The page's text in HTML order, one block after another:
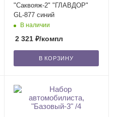
"Саквояж-2" "ГЛАВДОР"
GL-877 синий
В наличии
2 321₽/компл
В КОРЗИНУ